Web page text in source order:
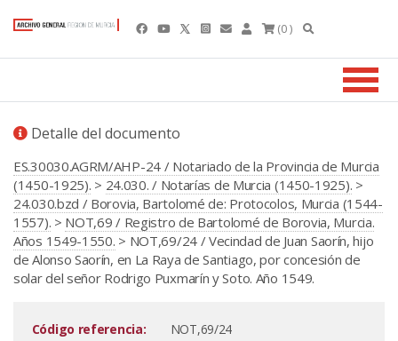
(0 )
Detalle del documento
ES.30030.AGRM/AHP-24 / Notariado de la Provincia de Murcia
(1450-1925). > 24.030. / Notarías de Murcia (1450-1925). >
24.030.bzd / Borovia, Bartolomé de: Protocolos, Murcia (1544-
1557). > NOT,69 / Registro de Bartolomé de Borovia, Murcia.
Años 1549-1550. > NOT,69/24 / Vecindad de Juan Saorín, hijo
de Alonso Saorín, en La Raya de Santiago, por concesión de
solar del señor Rodrigo Puxmarín y Soto. Año 1549.
Código referencia:
NOT,69/24